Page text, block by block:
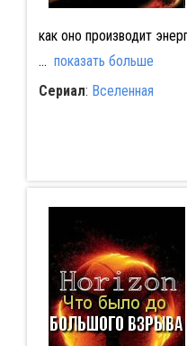
как оно производит
... показать больше
Сериал: Вселенная